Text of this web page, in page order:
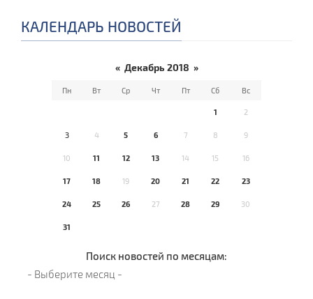
КАЛЕНДАРЬ НОВОСТЕЙ
« Декабрь 2018 »
Пн Вт Ср Чт Пт Сб Вс
1 2
3 4 5 6 7 8 9
10 11 12 13 14 15 16
17 18 19 20 21 22 23
24 25 26 27 28 29 30
31
Поиск новостей по месяцам: